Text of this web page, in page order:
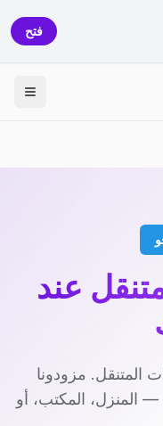
فتح
عند
المتنقل. مزودونا
المنزل، المكتب، أو